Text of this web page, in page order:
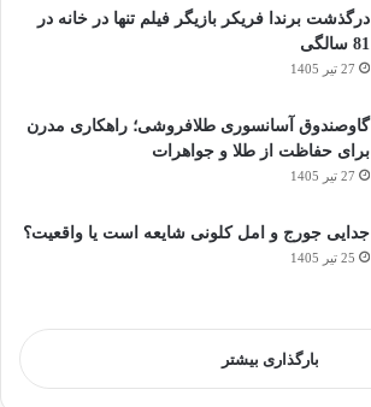
درگذشت برندا فریکر بازیگر فیلم تنها در خانه در
81 سالگی
27 تیر 1405
گاوصندوق آسانسوری طلافروشی؛ راهکاری مدرن
برای حفاظت از طلا و جواهرات
27 تیر 1405
جدایی جورج و امل کلونی شایعه است یا واقعیت؟
25 تیر 1405
بارگذاری بیشتر